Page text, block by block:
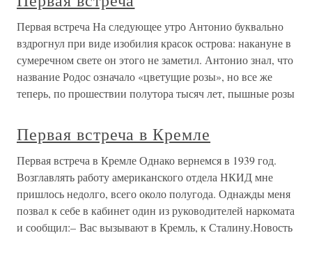
Первая встреча На следующее утро Антонио буквально
вздрогнул при виде изобилия красок острова: накануне в
сумеречном свете он этого не заметил. Антонио знал, что
название Родос означало «цветущие розы», но все же
теперь, по прошествии полутора тысяч лет, пышные розы
Первая встреча в Кремле
Первая встреча в Кремле Однако вернемся в 1939 год.
Возглавлять работу американского отдела НКИД мне
пришлось недолго, всего около полугода. Однажды меня
позвал к себе в кабинет один из руководителей наркомата
и сообщил:– Вас вызывают в Кремль, к Сталину.Новость